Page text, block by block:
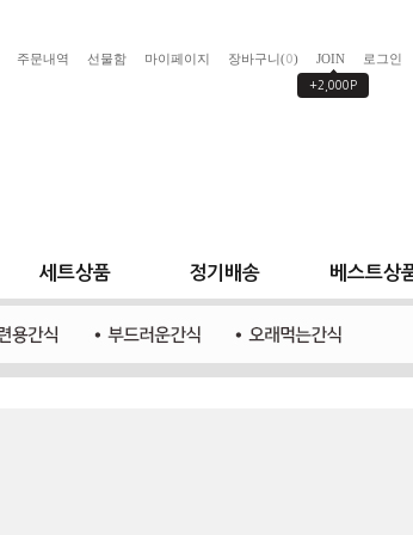
로그인
JOIN
+2,000P
장바구니(0)
마이페이지
선물함
주문내역
세트상품 정기배송 베스트상